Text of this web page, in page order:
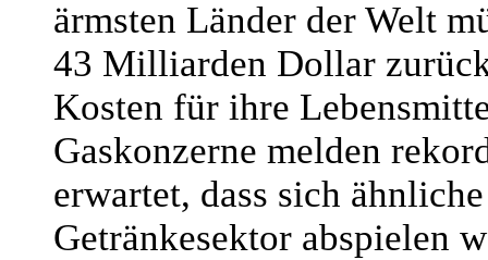
ärmsten Länder der Welt
43 Milliarden Dollar
Kosten für ihre
Gaskonzerne melden
erwartet, dass sich
Getränkesektor abspielen